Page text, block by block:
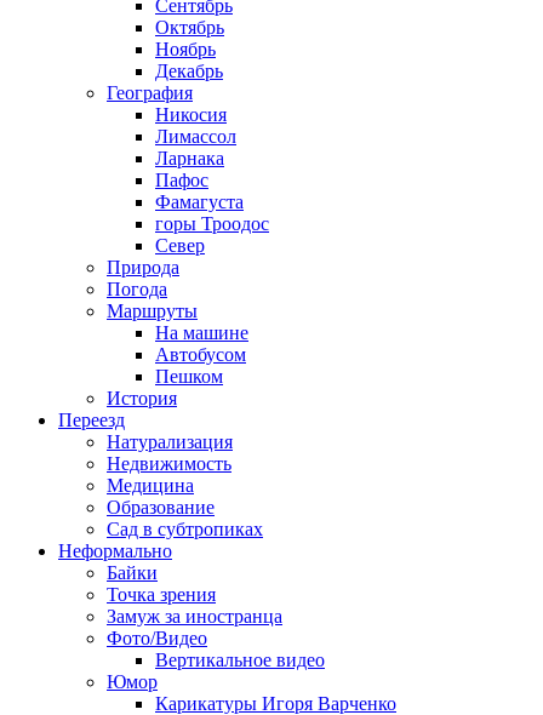
Сентябрь
Октябрь
Ноябрь
Декабрь
География
Никосия
Лимассол
Ларнака
Пафос
Фамагуста
горы Троодос
Север
Природа
Погода
Маршруты
На машине
Автобусом
Пешком
История
Переезд
Натурализация
Недвижимость
Медицина
Образование
Сад в субтропиках
Неформально
Байки
Точка зрения
Замуж за иностранца
Фото/Видео
Вертикальное видео
Юмор
Карикатуры Игоря Варченко